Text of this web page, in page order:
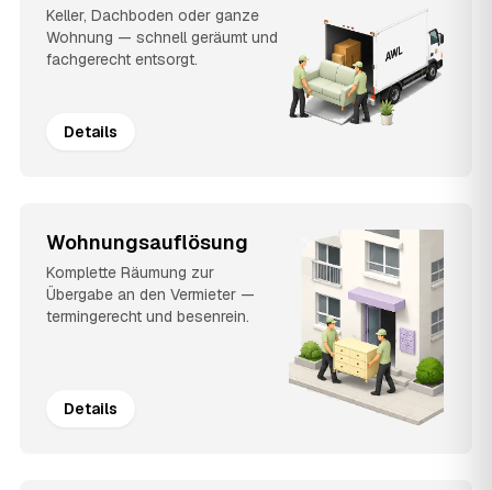
Keller, Dachboden oder ganze
Wohnung — schnell geräumt und
fachgerecht entsorgt.
Details
Wohnungsauflösung
Komplette Räumung zur
Übergabe an den Vermieter —
termingerecht und besenrein.
Details